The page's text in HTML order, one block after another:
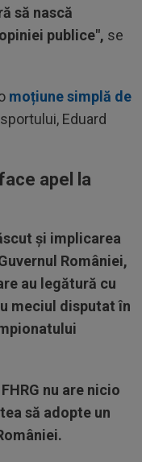
să nască
publice", se
moțiune simplă de
Eduard
apel la
şi implicarea
României,
au legătură cu
meciul disputat în
nu are nicio
să adopte un